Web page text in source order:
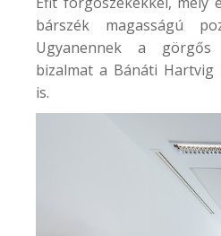
bárszék magasságú
Ugyanennek a görgős
bizalmat a Bánáti Hartvig
is.